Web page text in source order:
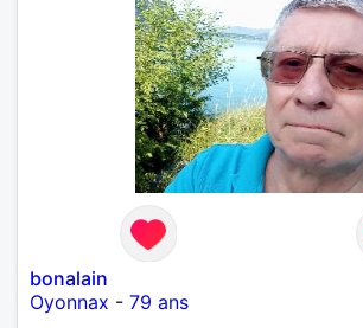
bonalain
Oyonnax - 79 ans